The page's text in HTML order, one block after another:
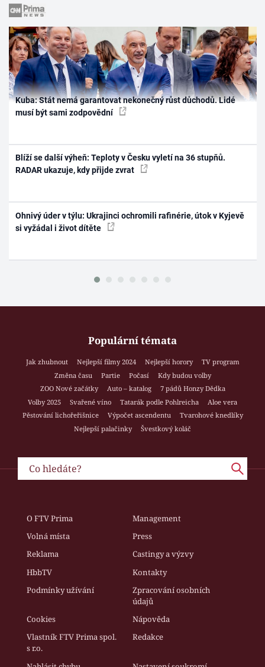
Kuba: Stát nemá garantovat nekonečný růst důchodů. Lidé
musí být sami zodpovědní
Blíží se další výheň: Teploty v Česku vyletí na 36 stupňů.
RADAR ukazuje, kdy přijde zvrat
Ohnivý úder v týlu: Ukrajinci ochromili rafinérie, útok v Kyjevě
si vyžádal i život dítěte
Populární témata
Jak zhubnout Nejlepší filmy 2024 Nejlepší horory
TV program
Změna času
Partie Počasí
Kdy budou volby
ZOO Nové začátky
Auto – katalog
7 pádů Honzy Dědka
Volby 2025
Svařené víno Tatarák podle Pohlreicha
Aloe vera
Pěstování lichořeřišnice
Výpočet ascendentu
Tvarohové knedlíky
Nejlepší palačinky
Švestkový koláč
O FTV Prima
Management
Volná místa
Press
Reklama
Castingy a výzvy
HbbTV
Kontakty
Podmínky užívání
Zpracování osobních
údajů
Cookies
Nápověda
Vlastník FTV Prima spol.
s r.o.
Redakce